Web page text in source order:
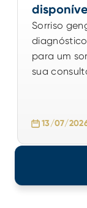
Sorriso
para um
sua
13/07/
Sorriso
para um
sua